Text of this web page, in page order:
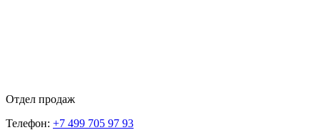
Отдел продаж
Телефон: +7 499 705 97 93